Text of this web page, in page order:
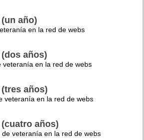
año)
en la red de webs
años)
veteranía en la red de webs
años)
veteranía en la red de webs
años)
de veteranía en la red de webs